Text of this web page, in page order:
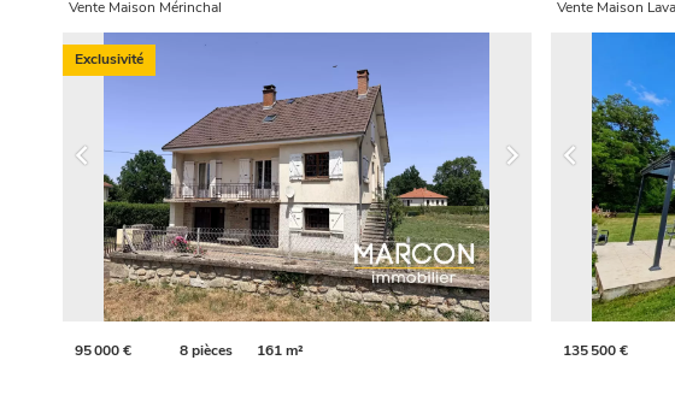
Vente Maison Mérinchal
95 000 € 8 pièces 161 m²
Exclusivité
Vente Maison
135 500 €